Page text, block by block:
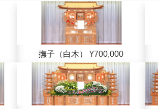
撫子（白木） ¥700,000